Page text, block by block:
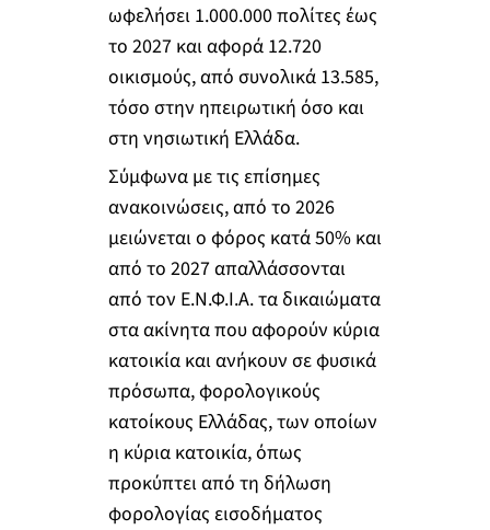
ωφελήσει 1.000.000 πολίτες έως
το 2027 και αφορά 12.720
οικισμούς, από συνολικά 13.585,
τόσο στην ηπειρωτική όσο και
στη νησιωτική Ελλάδα.
Σύμφωνα με τις επίσημες
ανακοινώσεις, από το 2026
μειώνεται ο φόρος κατά 50% και
από το 2027 απαλλάσσονται
από τον Ε.Ν.Φ.Ι.Α. τα δικαιώματα
στα ακίνητα που αφορούν κύρια
κατοικία και ανήκουν σε φυσικά
πρόσωπα, φορολογικούς
κατοίκους Ελλάδας, των οποίων
η κύρια κατοικία, όπως
προκύπτει από τη δήλωση
φορολογίας εισοδήματος